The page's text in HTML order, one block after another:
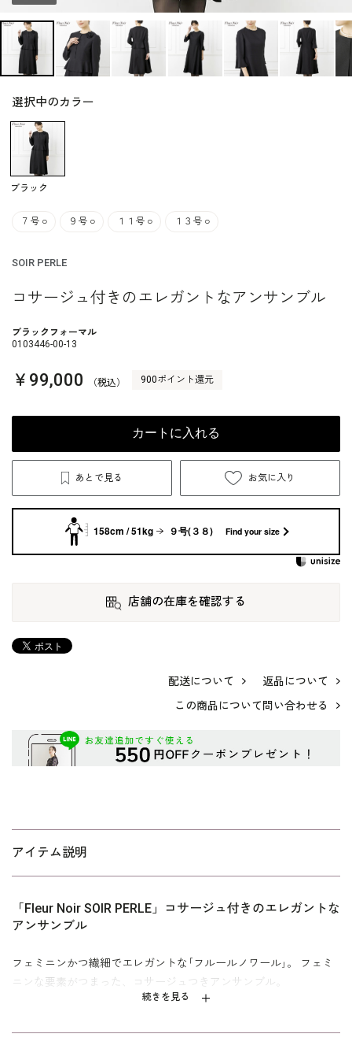
選択中のカラー
ブラック
７号 ○ ９号 ○ １１号 ○ １３号 ○
SOIR PERLE
コサージュ付きのエレガントなアンサンブル
ブラックフォーマル
0103446-00-13
￥99,000 （税込） 900ポイント還元
カートに入れる
あとで見る お気に入り
158cm / 51kg ９号(３８) Find your size
店舗の在庫を確認する
配送について
返品について
この商品について問い合わせる
アイテム説明
続きを見る
「Fleur Noir SOIR PERLE」コサージュ付きのエレガントな
アンサンブル
フェミニンかつ繊細でエレガントな｢フルールノワール｣。 フェミ
ニンな要素がつまった、コサージュつきアンサンブル。
がポイント。 ジャケットの前合わせは、ホック４つで留められま